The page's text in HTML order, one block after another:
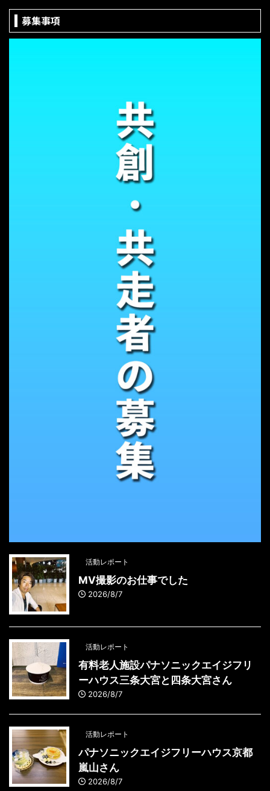
募集事項
活動レポート
MV撮影のお仕事でした
2026/8/7
活動レポート
有料老人施設パナソニックエイジフリ
ーハウス三条大宮と四条大宮さん
2026/8/7
活動レポート
パナソニックエイジフリーハウス京都
嵐山さん
2026/8/7